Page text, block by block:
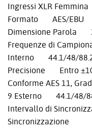
Ingressi XLR Femmina
Formato AES/EBU
Dimensione Parola
Frequenze di
Interno 44.1/48/
Precisione Entro
Conforme AES 11,
9 Esterno 44.1/48/
Intervallo di
Sincronizzazione